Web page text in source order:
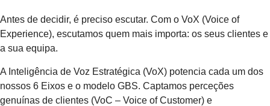
Antes de decidir, é preciso escutar. Com o VoX (Voice of
Experience), escutamos quem mais importa: os seus clientes e
a sua equipa.
A Inteligência de Voz Estratégica (VoX) potencia cada um dos
nossos 6 Eixos e o modelo GBS. Captamos perceções
genuínas de clientes (VoC – Voice of Customer) e